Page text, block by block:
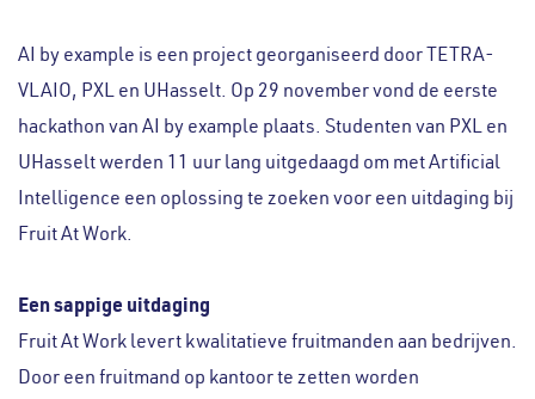
AI by example is een project georganiseerd door TETRA-
VLAIO, PXL en UHasselt. Op 29 november vond de eerste
hackathon van AI by example plaats. Studenten van PXL en
UHasselt werden 11 uur lang uitgedaagd om met Artificial
Intelligence een oplossing te zoeken voor een uitdaging bij
Fruit At Work.
Een sappige uitdaging
Fruit At Work levert kwalitatieve fruitmanden aan bedrijven.
Door een fruitmand op kantoor te zetten worden